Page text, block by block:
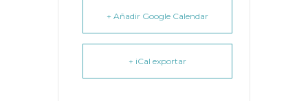
+ Añadir Google Calendar
+ iCal exportar